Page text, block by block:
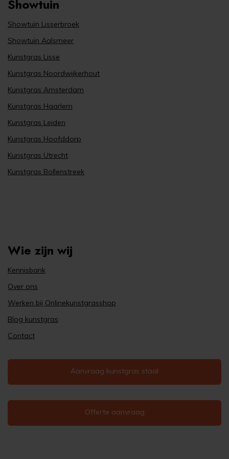
Showtuin
Showtuin Lisserbroek
Showtuin Aalsmeer
Kunstgras Lisse
Kunstgras Noordwijkerhout
Kunstgras Amsterdam
Kunstgras Haarlem
Kunstgras Leiden
Kunstgras Hoofddorp
Kunstgras Utrecht
Kunstgras Bollenstreek
Wie zijn wij
Kennisbank
Over ons
Werken bij Onlinekunstgrasshop
Blog kunstgras
Contact
Aanvraag kunstgras staal
Offerte aanvraag